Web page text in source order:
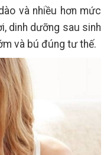
và nhiều hơn mức
dinh dưỡng sau sinh
và bú đúng tư thế.